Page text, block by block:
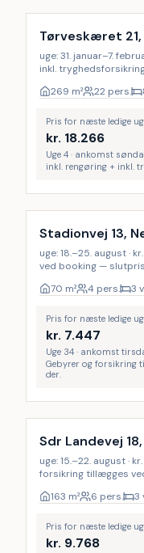
Tørveskæret 21,
uge: 31. januar–7.
inkl.
269 m² 22 pers.
Pris for næste ledige
kr. 18.266
Uge 4 · ankomst
inkl. rengøring + inkl.
Stadionvej 13,
uge: 18.–25. august ·
ved booking —
70 m² 4 pers. 3
Pris for næste ledige
kr. 7.447
Uge 34 · ankomst
Gebyrer og forsikring
der.
Inkl. rengøring
Sdr Landevej
uge: 15.–22. august ·
forsikring tillægges
163 m² 6 pers. 3
Pris for næste ledige
kr. 9.768